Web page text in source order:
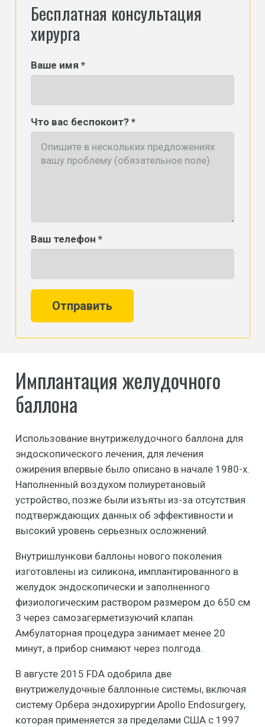
Бесплатная консультация
хирурга
Ваше имя *
Что вас беспокоит? *
Ваш телефон *
Отправить
Имплантация желудочного
баллона
Использование внутрижелудочного баллона для
эндоскопического лечения, для лечения
ожирения впервые было описано в начале 1980-х.
Наполненный воздухом полиуретановый
устройство, позже были изъяты из-за отсутствия
подтверждающих данных об эффективности и
высокий уровень серьезных осложнений.
Внутришлункови баллоны нового поколения
изготовлены из силикона, имплантированного в
желудок эндоскопически и заполненного
физиологическим раствором размером до 650 см
3 через самозагерметизуючий клапан.
Амбулаторная процедура занимает менее 20
минут, а прибор снимают через полгода.
В августе 2015 FDA одобрила две
внутрижелудочные баллонные системы, включая
систему Орбера эндохирургии Apollo Endosurgery,
которая применяется за пределами США с 1997